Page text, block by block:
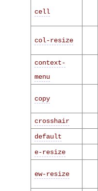
cell
col-resize
context-
menu
copy
crosshair
default
e-resize
ew-resize